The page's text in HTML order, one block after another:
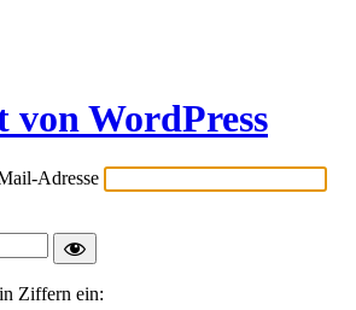
von WordPress
Adresse
Ziffern ein: